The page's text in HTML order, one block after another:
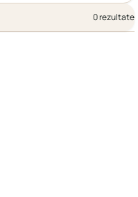
0 rezultate